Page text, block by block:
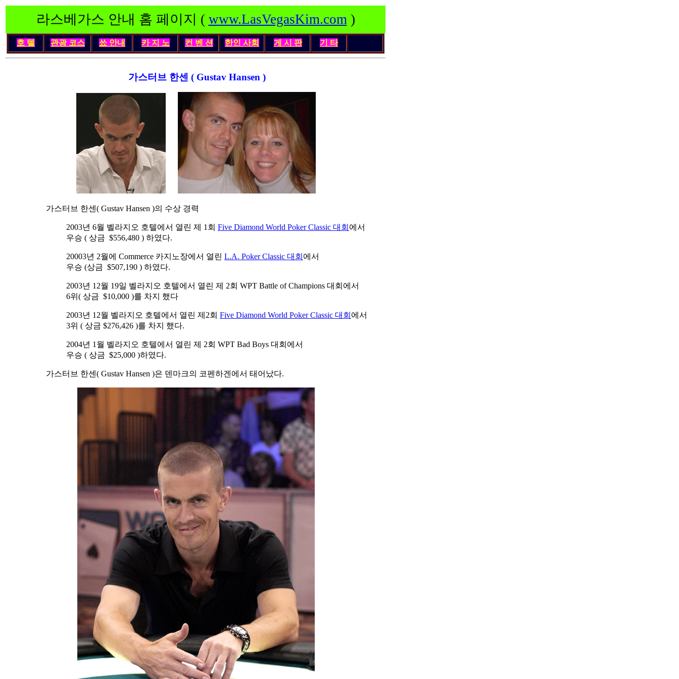
라스베가스 안내 홈 페이지 ( www.LasVegasKim.com)
호 텔 관광 코스 쑈 안내 카 지 노 컨 벤 션 한인 사회 게 시 판 기 타
가스터브 한센 ( Gustav Hansen )
가스터브 한센( Gustav Hansen )의 수상 경력
2003년 6월 벨라지오 호텔에서 열린 제 1회 Five Diamond World Poker Classic 대회 에서
우승 ( 상금 $556,480 ) 하였다.
20003년 2월에 Commerce 카지노장에서 열린 L.A. Poker Classic 대회 에서
우승 (상금 $507,190 ) 하였다.
2003년 12월 19일 벨라지오 호텔에서 열린 제 2회 WPT Battle of Champions 대회에서
6위( 상금 $10,000 )를 차지 했다
2003년 12월 벨라지오 호텔에서 열린 제2회 Five Diamond World Poker Classic 대회 에서
3위 ( 상금 $276,426 )를 차지 했다.
2004년 1월 벨라지오 호텔에서 열린 제 2회 WPT Bad Boys 대회에서
우승 ( 상금 $25,000 )하였다.
가스터브 한센( Gustav Hansen )은 덴마크의 코펜하겐에서 태어났다.